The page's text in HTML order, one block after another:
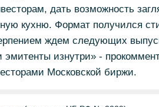
дать возможность
кухню. Формат получился
ждем следующих
эмитенты изнутри» -
Московской биржи.